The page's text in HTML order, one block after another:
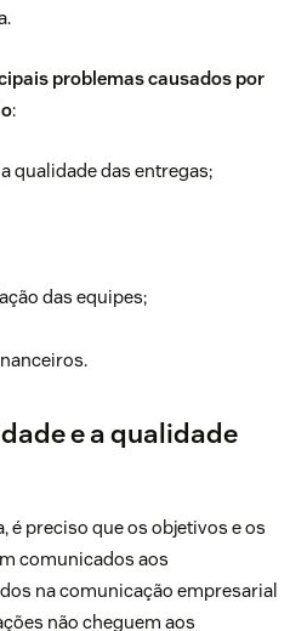
problemas causados por
:
qualidade das entregas;
das equipes;
e a qualidade
é preciso que os objetivos e os
comunicados aos
na comunicação empresarial
não cheguem aos